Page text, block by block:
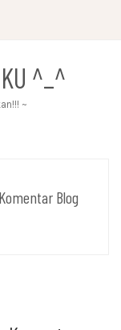
^_^
~
Blog